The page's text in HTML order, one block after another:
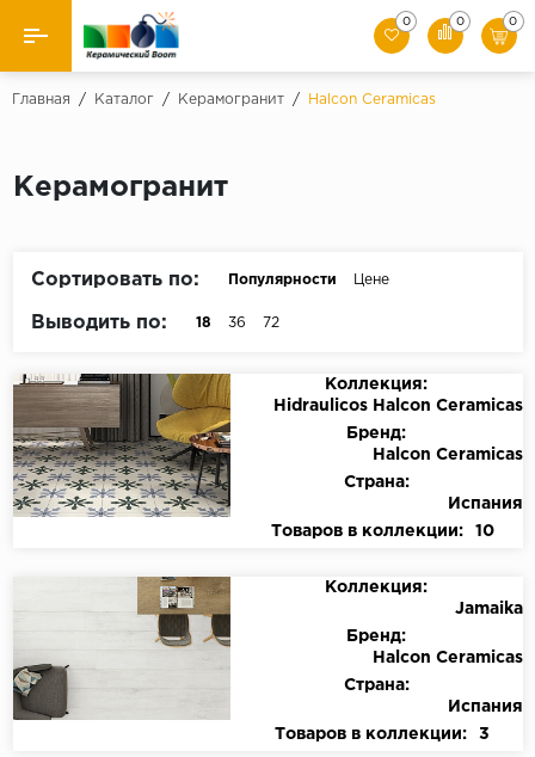
Назад
Керамическая плитка
Клинкер
0 0 0
Главная / Каталог / Керамогранит / Halcon Ceramicas
Керамогранит
Сортировать по: Популярности Цене
Выводить по: 18 36 72
Коллекция:
Hidraulicos Halcon Ceramicas
Бренд:
Halcon Ceramicas
Страна:
Испания
Товаров в коллекции:
10
Коллекция:
Jamaika
Бренд:
Halcon Ceramicas
Страна:
Испания
Товаров в коллекции:
3